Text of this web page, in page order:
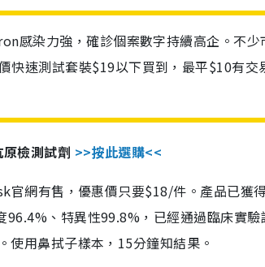
感染力強，確診個案數字持續高企。不
快速測試套裝$19以下買到，最平$10有
檢測試劑 >>按此選購<<
官網有售，優惠價只要$18/件。產品已獲
96.4%、特異性99.8%，已經通過臨床實
用鼻拭子樣本，15分鐘知結果。